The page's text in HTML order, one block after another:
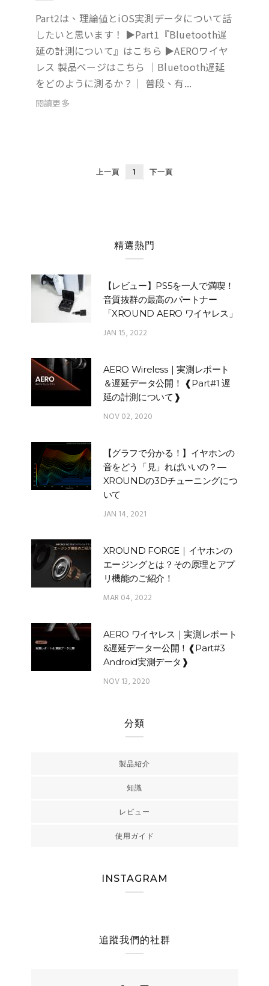
Part2は、理論値とiOS実測データについて話
したいと思います！ ▶Part1『Bluetooth遅
延の計測について』はこちら ▶AEROワイヤ
レス 製品ページはこちら ｜Bluetooth遅延
をどのように測るか？｜ 普段、有...
閱讀更多
上一頁 1 下一頁
精選熱門
【レビュー】PS5を一人で満喫！
音質抜群の最高のパートナー
「XROUND AERO ワイヤレス」
JAN 15, 2022
AERO Wireless｜実測レポート
＆遅延データ公開！ ❰Part#1 遅
延の計測について❱
NOV 02, 2020
【グラフで分かる！】イヤホンの
音をどう「見」ればいいの？—
XROUNDの3Dチューニングにつ
いて
JAN 14, 2021
XROUND FORGE｜イヤホンの
エージングとは？その原理とアプ
リ機能のご紹介！
MAR 04, 2022
AERO ワイヤレス｜実測レポート
&遅延データー公開！❰Part#3
Android実測データ❱
NOV 13, 2020
分類
製品紹介
知識
レビュー
使用ガイド
INSTAGRAM
追蹤我們的社群